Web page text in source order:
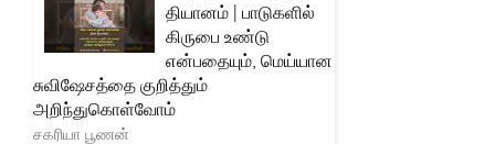
தியானம் | பாடுகளில்
கிருபை உண்டு
என்பதையும், மெய்யான
சுவிஷேசத்தை குறித்தும்
அறிந்துகொள்வோம்
சகரியா பூணன்